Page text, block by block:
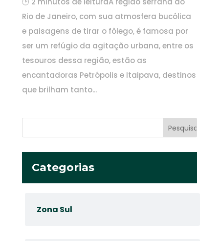
Rio de Janeiro, com sua atmosfera bucólica
e paisagens de tirar o fôlego, é famosa por
ser um refúgio da agitação urbana, entre os
tesouros dessa região, estão as
encantadoras Petrópolis e Itaipava, destinos
que brilham tanto...
Categorias
Zona Sul